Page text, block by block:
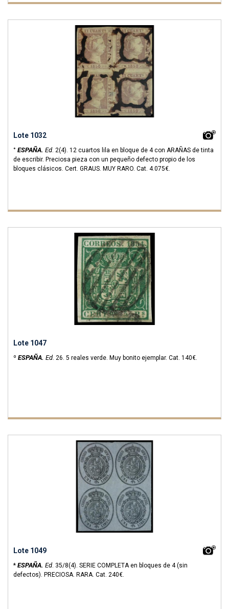
Lote 1032
° ESPAÑA. Ed. 2(4). 12 cuartos lila en bloque de 4 con ARAÑAS de tinta
de escribir. Preciosa pieza con un pequeño defecto propio de los
bloques clásicos. Cert. GRAUS. MUY RARO. Cat. 4.075€.
Lote 1047
º ESPAÑA. Ed. 26. 5 reales verde. Muy bonito ejemplar. Cat. 140€.
Lote 1049
* ESPAÑA. Ed. 35/8(4). SERIE COMPLETA en bloques de 4 (sin
defectos). PRECIOSA. RARA. Cat. 240€.